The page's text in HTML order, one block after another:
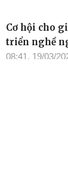
Cơ hội cho
triển nghề
08:41, 19/03/